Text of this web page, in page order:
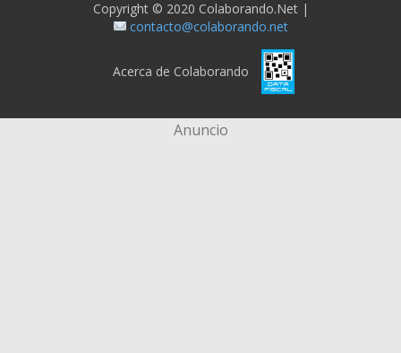
Copyright © 2020 Colaborando.net |
contacto@colaborando.net
Acerca de Colaborando
Anuncio